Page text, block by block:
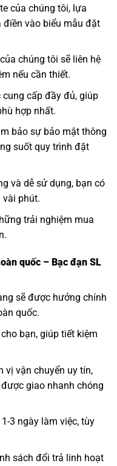
của chúng tôi, lựa
vào biểu mẫu đặt
chúng tôi sẽ liên hệ
nếu cần thiết.
cấp đầy đủ, giúp
hợp nhất.
bảo sự bảo mật thông
suốt quy trình đặt
và dễ sử dụng, bạn có
vài phút.
trải nghiệm mua
quốc – Bạc đạn SL
sẽ được hưởng chính
quốc.
bạn, giúp tiết kiệm
vị vận chuyển uy tín,
giao nhanh chóng
3 ngày làm việc, tùy
sách đổi trả linh hoạt